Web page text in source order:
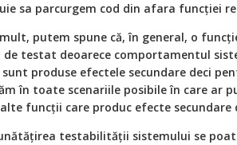
sa parcurgem cod din afara funcţiei
putem spune că, în general, o
de testat deoarece comportamentul
sunt produse efectele secundare deci
în toate scenariile posibile în care ar
funcţii care produc efecte
testabilităţii sistemului se